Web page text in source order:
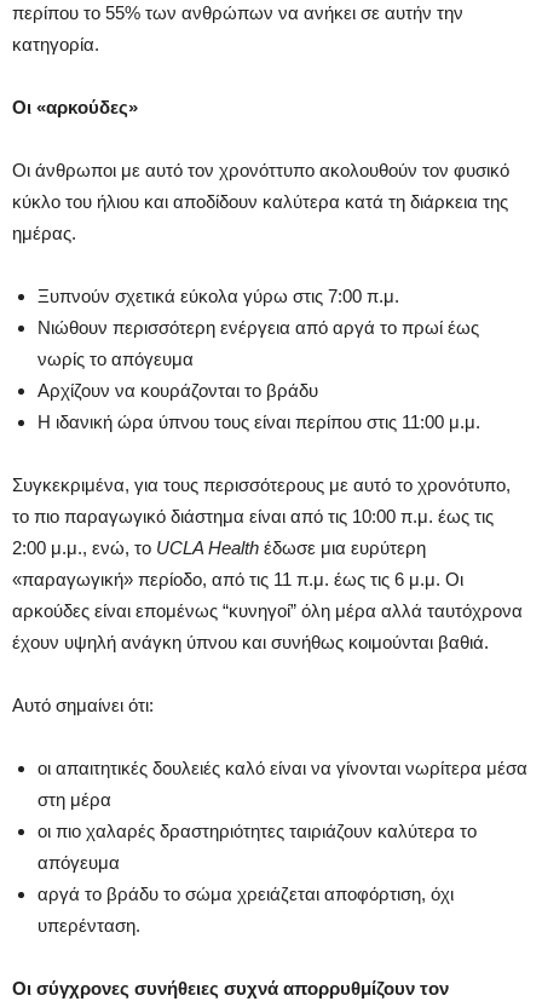
περίπου το 55% των ανθρώπων να ανήκει σε αυτήν την
κατηγορία.
Οι «αρκούδες»
Οι άνθρωποι με αυτό τον χρονόττυπο ακολουθούν τον φυσικό
κύκλο του ήλιου και αποδίδουν καλύτερα κατά τη διάρκεια της
ημέρας.
Ξυπνούν σχετικά εύκολα γύρω στις 7:00 π.μ.
Νιώθουν περισσότερη ενέργεια από αργά το πρωί έως
νωρίς το απόγευμα
Αρχίζουν να κουράζονται το βράδυ
Η ιδανική ώρα ύπνου τους είναι περίπου στις 11:00 μ.μ.
Συγκεκριμένα, για τους περισσότερους με αυτό το χρονότυπο,
το πιο παραγωγικό διάστημα είναι από τις 10:00 π.μ. έως τις
2:00 μ.μ., ενώ, το UCLA Health έδωσε μια ευρύτερη
«παραγωγική» περίοδο, από τις 11 π.μ. έως τις 6 μ.μ. Οι
αρκούδες είναι επομένως “κυνηγοί” όλη μέρα αλλά ταυτόχρονα
έχουν υψηλή ανάγκη ύπνου και συνήθως κοιμούνται βαθιά.
Αυτό σημαίνει ότι:
οι απαιτητικές δουλειές καλό είναι να γίνονται νωρίτερα μέσα
στη μέρα
οι πιο χαλαρές δραστηριότητες ταιριάζουν καλύτερα το
απόγευμα
αργά το βράδυ το σώμα χρειάζεται αποφόρτιση, όχι
υπερένταση.
Οι σύγχρονες συνήθειες συχνά απορρυθμίζουν τον